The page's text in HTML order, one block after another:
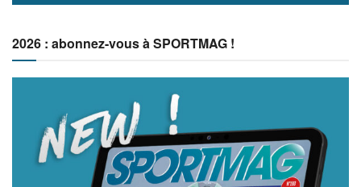
2026 : abonnez-vous à SPORTMAG !